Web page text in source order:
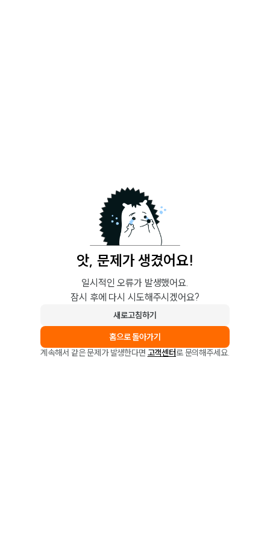
앗, 문제가 생겼어요!
일시적인 오류가 발생했어요.
잠시 후에 다시 시도해주시겠어요?
새로고침하기
홈으로 돌아가기
계속해서 같은 문제가 발생한다면 고객센터로 문의해주세요.